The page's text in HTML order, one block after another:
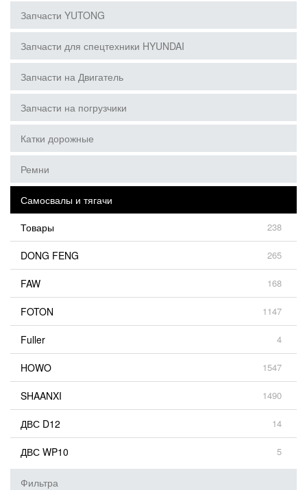
Запчасти YUTONG
Запчасти для спецтехники HYUNDAI
Запчасти на Двигатель
Запчасти на погрузчики
Катки дорожные
Ремни
Самосвалы и тягачи
Товары
238
DONG FENG 265
FAW 168
FOTON 1147
Fuller 4
HOWO 1547
SHAANXI 1490
ДВС D12 14
ДВС WP10 5
Фильтра